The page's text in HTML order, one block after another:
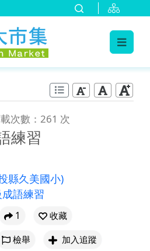
次數：261 次
練習
縣久美國小)
語練習
1
收藏
檢舉 加入追蹤